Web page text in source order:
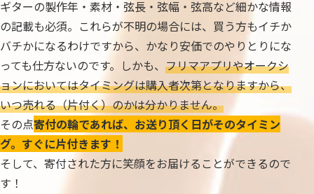
ギターの製作年・素材・弦長・弦幅・弦高など細かな情報
の記載も必須。これらが不明の場合には、買う方もイチか
バチかになるわけですから、かなり安価でのやりとりにな
っても仕方ないのです。しかも、 フリマアプリやオークシ
ョンにおいてはタイミングは購入者次第となりますから、
いつ売れる（片付く）のかは分かりません。
その点寄付の輪であれば、お送り頂く日がそのタイミン
グ。すぐに片付きます！
そして、寄付された方に笑顔をお届けることができるので
す！